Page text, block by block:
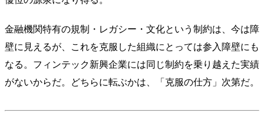
金融機関特有の規制・レガシー・文化という制約は、今は障
壁に見えるが、これを克服した組織にとっては参入障壁にも
なる。フィンテック新興企業には同じ制約を乗り越えた実績
がないからだ。どちらに転ぶかは、「克服の仕方」次第だ。